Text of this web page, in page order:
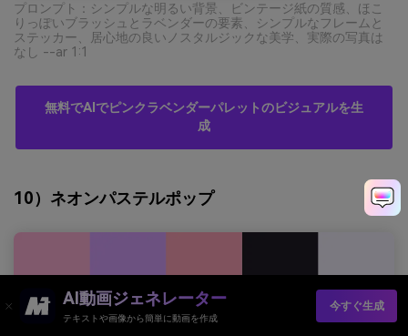
プロンプト：シンプルな明るい背景、ビンテージ紙の質感、ほこ
りっぽいブラッシュとラベンダーの要素、シンプルなフレームと
ステッカー、居心地の良いノスタルジックな美学、実際の写真は
なし --ar 1:1
無料でAIでピンクラベンダーパレットのビジュアルを生
成
10）ネオンパステルポップ
AI動画ジェネレーター
テキストや画像から簡単に動画を作成
今すぐ生成